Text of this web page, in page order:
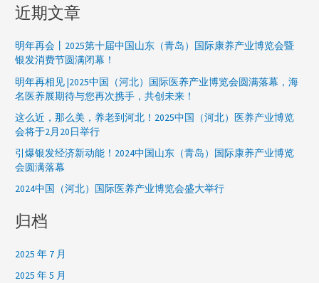
：
近期文章
明年再会丨2025第十届中国山东（青岛）国际康养产业博览会暨
银发消费节圆满闭幕！
明年再相见 |2025中国（河北）国际医养产业博览会圆满落幕，海
名医养展期待与您再次携手，共创未来！
这么近，那么美，养老到河北！2025中国（河北）医养产业博览
会将于2月20日举行
引爆银发经济新动能！2024中国山东（青岛）国际康养产业博览
会圆满落幕
2024中国（河北）国际医养产业博览会盛大举行
归档
2025 年 7 月
2025 年 5 月